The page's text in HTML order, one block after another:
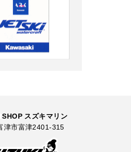
スズキマリン
津市富津2401-315